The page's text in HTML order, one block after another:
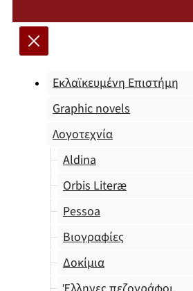
Εκλαϊκευμένη Επιστήμη
Graphic novels
Λογοτεχνία
Aldina
Orbis Literæ
Pessoa
Βιογραφίες
Δοκίμια